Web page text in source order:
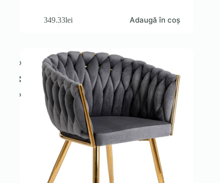
349.33lei Adaugă în coș